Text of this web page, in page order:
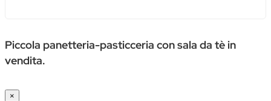
Piccola panetteria-pasticceria con sala da tè in
vendita.
×